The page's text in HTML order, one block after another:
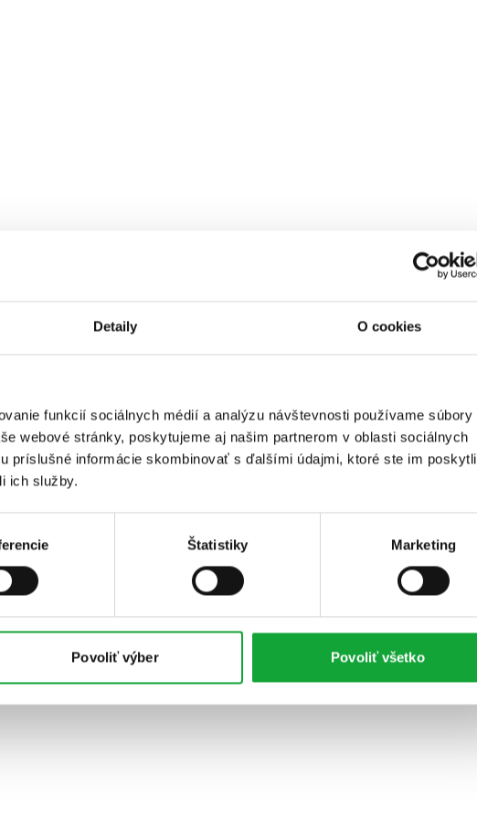
Detaily O cookies
funkcií sociálnych médií a analýzu návštevnosti používame súbory
webové stránky, poskytujeme aj našim partnerom v oblasti sociálnych
príslušné informácie skombinovať s ďalšími údajmi, ktoré ste im poskytli
ich služby.
Štatistiky Marketing
Povoliť výber Povoliť všetko